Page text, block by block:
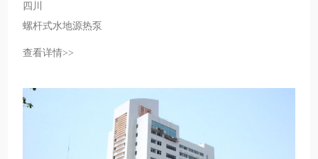
四川
螺杆式水地源热泵
查看详情>>